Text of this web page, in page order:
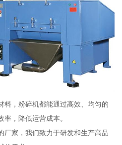
料，粉碎机都能通过高效、均匀的
，降低运营成本。
厂家，我们致力于研发和生产高品